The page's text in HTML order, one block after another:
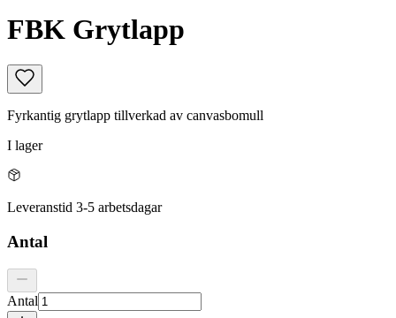
FBK Grytlapp
Fyrkantig grytlapp tillverkad av canvasbomull
I lager
Leveranstid 3-5 arbetsdagar
Antal
Antal